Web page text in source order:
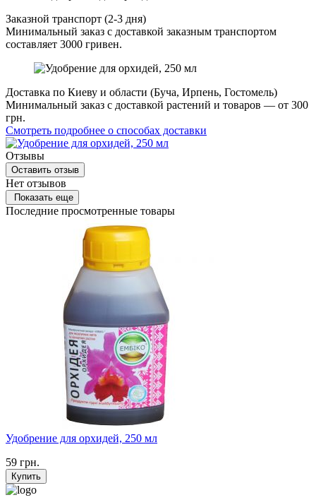
Заказной транспорт (2-3 дня)
Минимальный заказ с доставкой заказным транспортом
составляет 3000 гривен.
Доставка по Киеву и области (Буча, Ирпень, Гостомель)
Минимальный заказ с доставкой растений и товаров — от 300
грн.
Смотреть подробнее о способах доставки
Отзывы
Оставить отзыв
Нет отзывов
Показать еще
Последние просмотренные товары
Удобрение для орхидей, 250 мл
59 грн.
Купить